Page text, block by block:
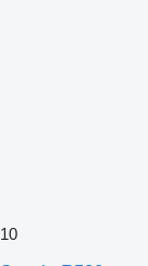
10